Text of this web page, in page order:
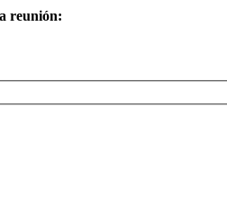
reunión: